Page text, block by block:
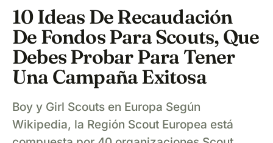
10 Ideas De Recaudación
De Fondos Para Scouts, Que
Debes Probar Para Tener
Una Campaña Exitosa
Boy y Girl Scouts en Europa Según
Wikipedia, la Región Scout Europea está